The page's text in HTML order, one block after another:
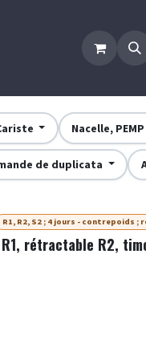
Infos, prix et contacts
Nacelle, PEMP
de duplicata
R1, R2, S2 ; 4 jours - contrepoids
rétractable R2,